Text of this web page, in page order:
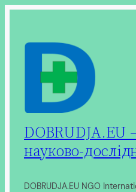
вмісту
науково-
DOBRUDJA.EU NGO